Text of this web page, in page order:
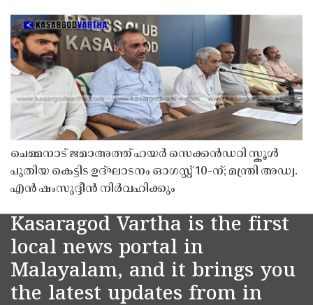
ചെമ്മനാട് ജമാഅത്ത് ഹയർ സെക്കൻഡറി സ്കൂൾ
പുതിയ കെട്ടിട ഉദ്ഘാടനം ഓഗസ്റ്റ് 10-ന്; മന്ത്രി അഡ്വ.
എൻ ഷംസുദ്ദീൻ നിർവഹിക്കും
Kasaragod Vartha is the first
local news portal in
Malayalam, and it brings you
the latest updates from in